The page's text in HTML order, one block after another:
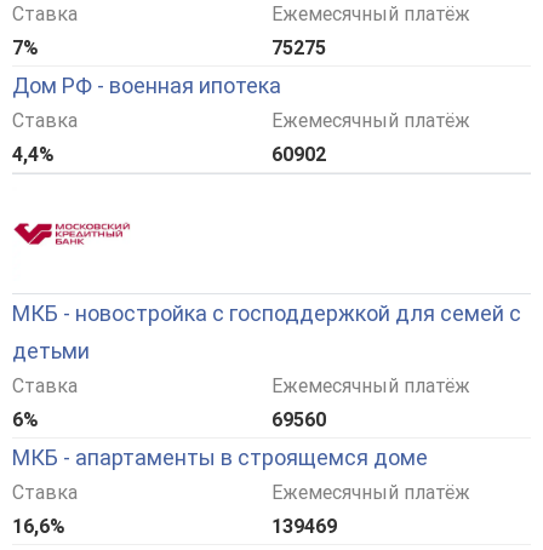
Ставка
7%
Ежемесячный платёж
75275
Дом РФ - военная ипотека
Ставка
4,4%
Ежемесячный платёж
60902
МКБ - новостройка с господдержкой для семей с
детьми
Ставка
6%
Ежемесячный платёж
69560
МКБ - апартаменты в строящемся доме
Ставка
16,6%
Ежемесячный платёж
139469